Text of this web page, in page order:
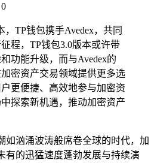
，TP钱包携手Avedex，共同
程，TP钱包3.0版本或许带
功能升级，而与Avedex的
密资产交易领域提供更多选
更便捷、高效地参与加密资
探索新机遇，推动加密资产
如汹涌波涛般席卷全球的时代，加
有的迅猛速度蓬勃发展与持续演